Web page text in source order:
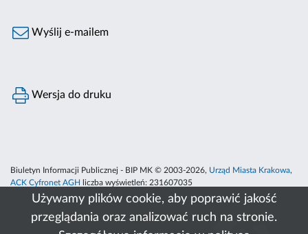
Używamy plików cookie, aby poprawić jakość
przeglądania oraz analizować ruch na stronie.
Wyślij e-mailem
Wersja do druku
Biuletyn Informacji Publicznej - BIP MK © 2003-2026, Urząd Miasta Krakowa,
ACK Cyfronet AGH
liczba wyświetleń: 231607035